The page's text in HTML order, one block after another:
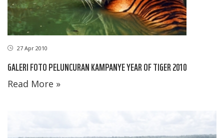
27 Apr 2010
GALERI FOTO PELUNCURAN KAMPANYE YEAR OF TIGER 2010
Read More »